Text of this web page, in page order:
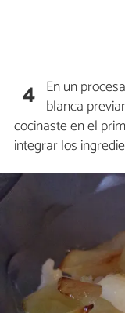
4 En un
blanca
cocinaste en el
integrar los